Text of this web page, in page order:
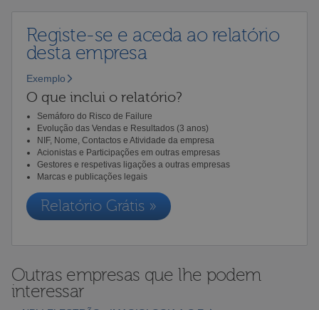
Registe-se e aceda ao relatório
desta empresa
Exemplo
O que inclui o relatório?
Semáforo do Risco de Failure
Evolução das Vendas e Resultados (3 anos)
NIF, Nome, Contactos e Atividade da empresa
Acionistas e Participações em outras empresas
Gestores e respetivas ligações a outras empresas
Marcas e publicações legais
Relatório Grátis »
Outras empresas que lhe podem
interessar